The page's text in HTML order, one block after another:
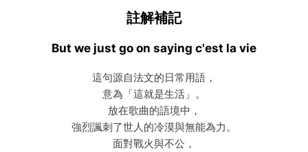
註解補記
But we just go on saying c'est la vie
這句源自法文的日常用語，
意為「這就是生活」。
放在歌曲的語境中，
強烈諷刺了世人的冷漠與無能為力。
面對戰火與不公，